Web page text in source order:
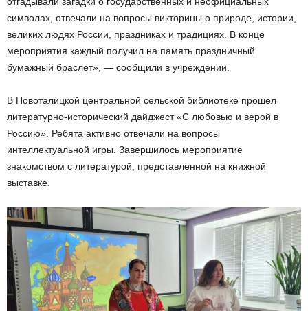
символах, отвечали на вопросы викторины о природе, истории,
великих людях России, праздниках и традициях. В конце
мероприятия каждый получил на память праздничный
бумажный браслет», — сообщили в учреждении.
В Новоталицкой центральной сельской библиотеке прошел
литературно-исторический дайджест «С любовью и верой в
Россию». Ребята активно отвечали на вопросы
интеллектуальной игры. Завершилось мероприятие
знакомством с литературой, представленной на книжной
выставке.